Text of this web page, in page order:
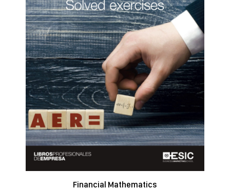
Financial Mathematics